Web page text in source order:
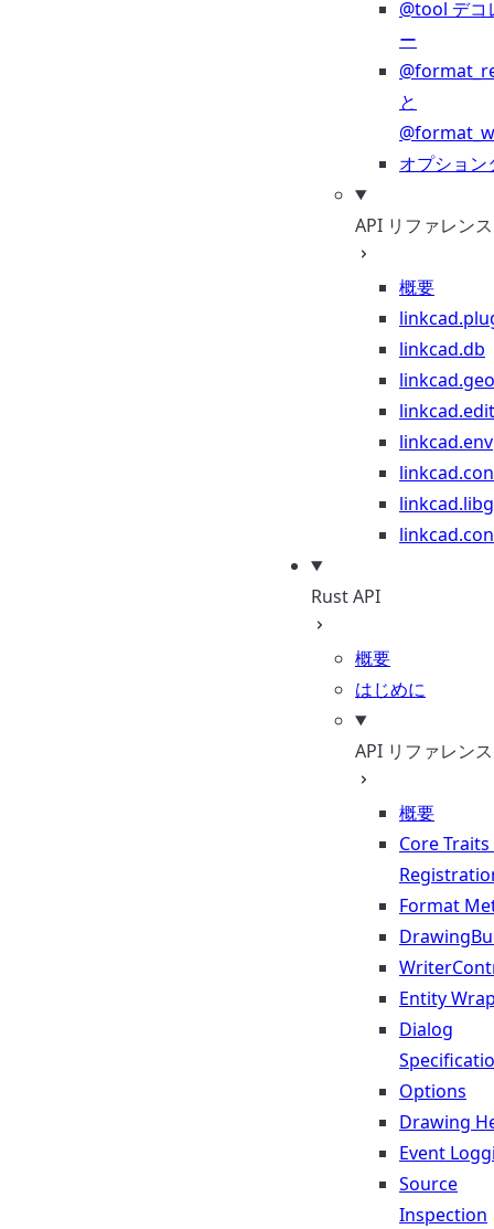
@tool デコ
ー
と
オプション
API リファレンス
概要
linkcad.db
linkcad.edit
linkcad.env
Rust API
概要
はじめに
API リファレンス
概要
Core
Format
Entity
Dialog
Options
Drawing
Event
Source
Inspection